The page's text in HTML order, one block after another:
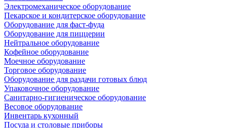
Электромеханическое оборудование
Пекарское и кондитерское оборудование
Оборудование для фаст-фуда
Оборудование для пиццерии
Нейтральное оборудование
Кофейное оборудование
Моечное оборудование
Торговое оборудование
Оборудование для раздачи готовых блюд
Упаковочное оборудование
Санитарно-гигиеническое оборудование
Весовое оборудование
Инвентарь кухонный
Посуда и столовые приборы